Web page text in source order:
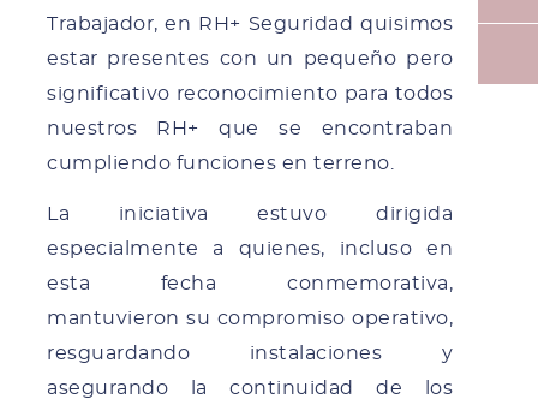
Trabajador, en RH+ Seguridad quisimos
estar presentes con un pequeño pero
significativo reconocimiento para todos
nuestros RH+ que se encontraban
cumpliendo funciones en terreno.
La iniciativa estuvo dirigida
especialmente a quienes, incluso en
esta fecha conmemorativa,
mantuvieron su compromiso operativo,
resguardando instalaciones y
asegurando la continuidad de los